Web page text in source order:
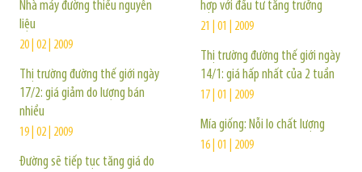
Nhà máy đường thiếu nguyên
liệu
20 | 02 | 2009
Thị trường đường thế giới ngày
17/2: giá giảm do lượng bán
nhiều
19 | 02 | 2009
Đường sẽ tiếp tục tăng giá do
hợp với đầu tư tăng trưởng
21 | 01 | 2009
Thị trường đường thế giới ngày
14/1: giá hấp nhất của 2 tuần
17 | 01 | 2009
Mía giống: Nỗi lo chất lượng
16 | 01 | 2009